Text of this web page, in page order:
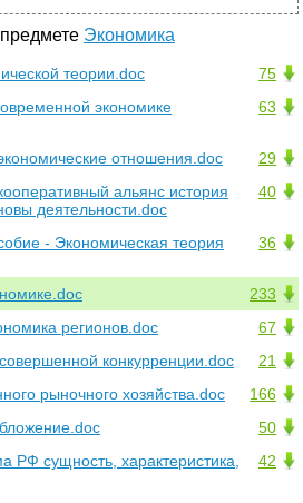
Экономика
75
теории.doc
63
экономике
29
отношения.doc
40
альянс история
деятельности.doc
36
- Экономическая теория
233
67
регионов.doc
21
конкурренции.doc
166
рыночного хозяйства.doc
50
42
РФ сущность, характеристика,